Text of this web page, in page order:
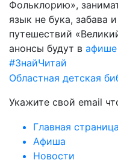
Фольклорию»,
язык не бука, забава
путешествий
анонсы будут в афише
#ЗнайЧитай
Областная детская
Укажите свой email
Главная страница
Афиша
Новости